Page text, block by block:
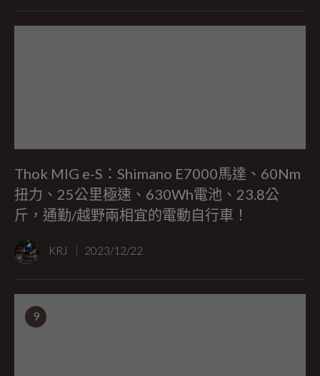
Thok MIG e-S：Shimano E7000馬達、60Nm
扭力、25公里極速、630Wh電池、23.8公
斤，通勤/越野兩相宜的電動自行車！
KRJ 2023/12/22
9